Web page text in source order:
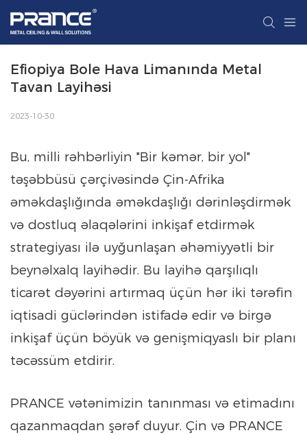
Efiopiya Bole Hava Limanında Metal
Tavan Layihəsi
2023-10-30
Bu, milli rəhbərliyin "Bir kəmər, bir yol"
təşəbbüsü çərçivəsində Çin-Afrika
əməkdaşlığında əməkdaşlığı dərinləşdirmək
və dostluq əlaqələrini inkişaf etdirmək
strategiyası ilə uyğunlaşan əhəmiyyətli bir
beynəlxalq layihədir. Bu layihə qarşılıqlı
ticarət dəyərini artırmaq üçün hər iki tərəfin
iqtisadi güclərindən istifadə edir və birgə
inkişaf üçün böyük və genişmiqyaslı bir planı
təcəssüm etdirir.
PRANCE vətənimizin tanınması və etimadını
qazanmaqdan şərəf duyur. Çin və PRANCE